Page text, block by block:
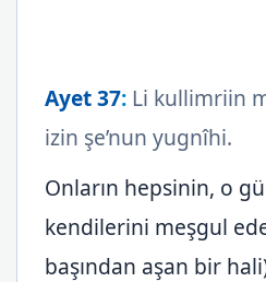
Ayet 37: Li kullimriin
izin şe’nun yugnîhi.
Onların hepsinin, o
kendilerini meşgul
başından aşan bir